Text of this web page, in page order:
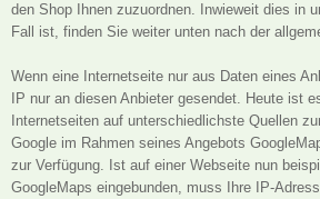
den Shop Ihnen zuzuordnen. Inwieweit dies in
Fall ist, finden Sie weiter unten nach der
Wenn eine Internetseite nur aus Daten eines
IP nur an diesen Anbieter gesendet. Heute ist
Internetseiten auf unterschiedlichste Quellen
Google im Rahmen seines Angebots
zur Verfügung. Ist auf einer Webseite nun
GoogleMaps eingebunden, muss Ihre IP-